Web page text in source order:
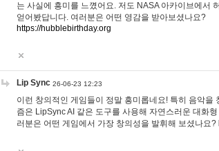
는 사실에 흥미를 느꼈어요. 저도 NASA 아카이브에서
얻어봤답니다. 여러분은 어떤 영감을 받아보셨나요?
https://hubblebirthday.org
Lip Sync 26-06-23 12:23
이런 창의적인 게임들이 정말 흥미롭네요! 특히 음악을
즘은 LipSync AI 같은 도구를 사용해 자연스러운 대화
러분은 어떤 게임에서 가장 창의성을 발휘해 보셨나요?